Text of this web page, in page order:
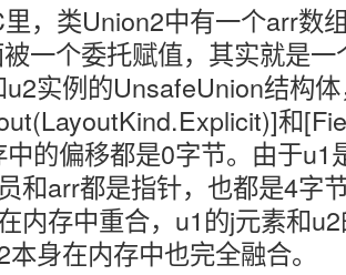
类Union2中有一个arr数
一个委托赋值，其实就是
实例的UnsafeUnion结构
和
的偏移都是0字节。由于u1
和arr都是指针，也都是4字
内存中重合，u1的j元素和
身在内存中也完全融合。